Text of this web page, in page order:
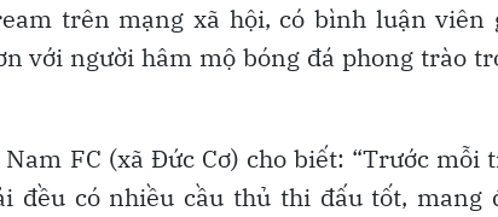
trên mạng xã hội, có bình luận viên
với người hâm mộ bóng đá phong trào
FC (xã Đức Cơ) cho biết: “Trước mỗi
đều có nhiều cầu thủ thi đấu tốt, mang